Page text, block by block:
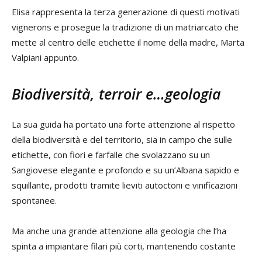
Elisa rappresenta la terza generazione di questi motivati
vignerons e prosegue la tradizione di un matriarcato che
mette al centro delle etichette il nome della madre, Marta
Valpiani appunto.
Biodiversità, terroir e…geologia
La sua guida ha portato una forte attenzione al rispetto
della biodiversità e del territorio, sia in campo che sulle
etichette, con fiori e farfalle che svolazzano su un
Sangiovese elegante e profondo e su un’Albana sapido e
squillante, prodotti tramite lieviti autoctoni e vinificazioni
spontanee.
Ma anche una grande attenzione alla geologia che l’ha
spinta a impiantare filari più corti, mantenendo costante